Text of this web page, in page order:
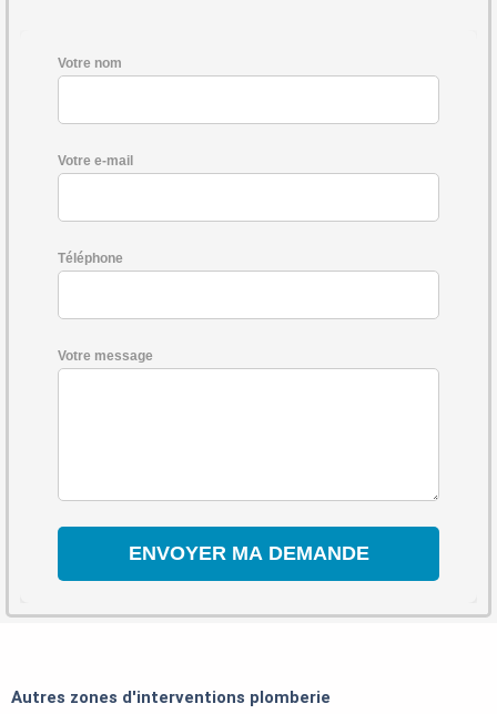
Votre nom
Votre e-mail
Téléphone
Votre message
Autres zones d'interventions plomberie